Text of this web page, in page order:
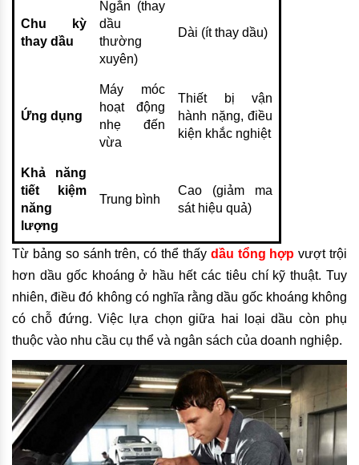
Chu kỳ
thay dầu
Ngắn (thay
dầu
thường
xuyên)
Dài (ít thay dầu)
Ứng dụng
Máy móc
hoạt động
nhẹ đến
vừa
Thiết bị vận
hành nặng, điều
kiện khắc nghiệt
Khả năng
tiết kiệm
năng
lượng
Trung bình
Cao (giảm ma
sát hiệu quả)
Từ bảng so sánh trên, có thể thấy dầu tổng hợp vượt trội
hơn dầu gốc khoáng ở hầu hết các tiêu chí kỹ thuật. Tuy
nhiên, điều đó không có nghĩa rằng dầu gốc khoáng không
có chỗ đứng. Việc lựa chọn giữa hai loại dầu còn phụ
thuộc vào nhu cầu cụ thể và ngân sách của doanh nghiệp.